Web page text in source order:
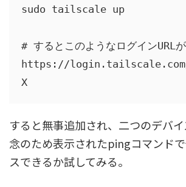
sudo tailscale up
# するとこのようなログインURL
https://login.tailscale.com/
X
すると無事追加され、二つのデバイ
念のため表示されたpingコマンド
スできるか試してみる。